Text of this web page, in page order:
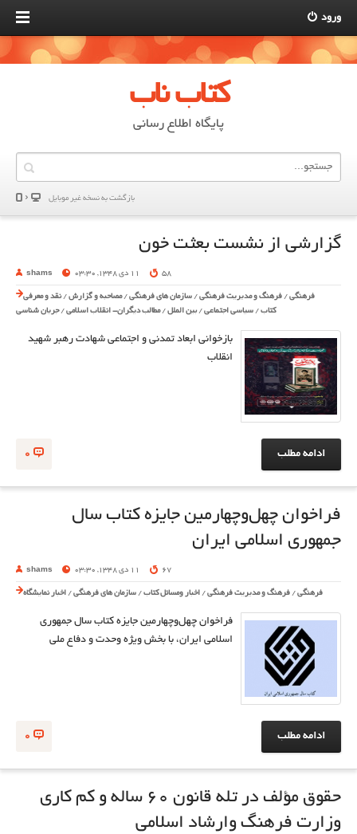
ورود
کتاب ناب
پایگاه اطلاع رسانی
بازگشت به نسخه غير موبایل
گزارشی از نشست بعثت خون
shams 11 دی 1348, 03:30 58
فرهنگی / فرهنگ و مدیریت فرهنگی / سازمان های فرهنگی /مصاحبه و گزارش /نقد و معرفی
کتاب / سیاسی اجتماعی /بین الملل /مطالب دیگران- انقلاب اسلامی /جریان شناسی
بازخوانی ابعاد تمدنی و اجتماعی شهادت رهبر شهید
انقلاب
0 ادامه مطلب
فراخوان چهل‌وچهارمین جایزه کتاب سال
جمهوری اسلامی ایران
shams 11 دی 1348, 03:30 67
فرهنگی / فرهنگ و مدیریت فرهنگی / اخبار ومسائل کتاب / سازمان های فرهنگی / اخبار نمایشگاه
فراخوان چهل‌وچهارمین جایزه کتاب سال جمهوری
اسلامی ایران، با بخش ویژه وحدت و دفاع ملی
0 ادامه مطلب
حقوق مؤلف در تله قانون ۶۰ ساله و کم کاری
وزارت فرهنگ وارشاد اسلامی